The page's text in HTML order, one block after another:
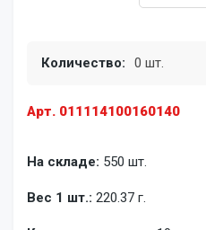
Арт. 011114100160140
На складе: 550 шт.
Вес 1 шт.: 220.37 г.
Количество: 0 шт.